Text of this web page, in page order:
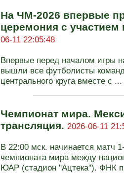
На ЧМ-2026 впервые
церемония с
06-11 22:05:48
Впервые перед началом игры
вышли все футболисты
центрального круга вместе с ...
Чемпионат мира.
трансляция. 2026-06-11
В 22:00 мск. начинается матч
чемпионата мира между
ЮАР (стадион "Ацтека"). ФНК